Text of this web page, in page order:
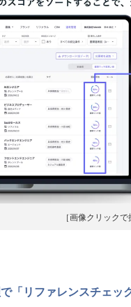
［画像クリックで
「リファレンスチェッ